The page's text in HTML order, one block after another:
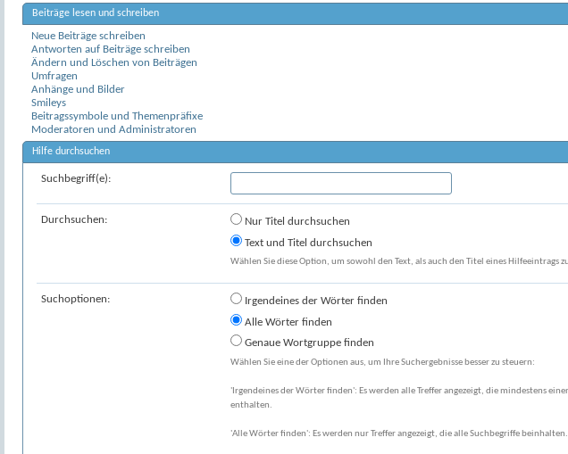
Beiträge lesen und schreiben
Neue Beiträge schreiben
Antworten auf Beiträge schreiben
Ändern und Löschen von Beiträgen
Umfragen
Anhänge und Bilder
Smileys
Beitragssymbole und Themenpräfixe
Moderatoren und Administratoren
Hilfe durchsuchen
Suchbegriff(e):
Durchsuchen:
Nur Titel durchsuchen
Text und Titel durchsuchen
Wählen Sie diese Option, um sowohl den Text, als auch den Titel eines Hilfeeintrags
Suchoptionen:
Irgendeines der Wörter finden
Alle Wörter finden
Genaue Wortgruppe finden
Wählen Sie eine der Optionen aus, um Ihre Suchergebnisse besser zu steuern:
'Irgendeines der Wörter finden': Es werden alle Treffer angezeigt, die mindestens
enthalten.
'Alle Wörter finden': Es werden nur Treffer angezeigt, die alle Suchbegriffe beinhalten.